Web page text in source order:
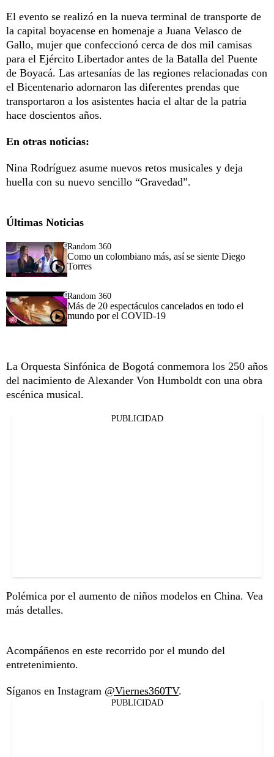
El evento se realizó en la nueva terminal de transporte de
la capital boyacense en homenaje a Juana Velasco de
Gallo, mujer que confeccionó cerca de dos mil camisas
para el Ejército Libertador antes de la Batalla del Puente
de Boyacá. Las artesanías de las regiones relacionadas con
el Bicentenario adornaron las diferentes prendas que
transportaron a los asistentes hacia el altar de la patria
hace doscientos años.
En otras noticias:
Nina Rodríguez asume nuevos retos musicales y deja
huella con su nuevo sencillo “Gravedad”.
Últimas Noticias
Random 360
Como un colombiano más, así se siente Diego
Torres
Random 360
Más de 20 espectáculos cancelados en todo el
mundo por el COVID-19
La Orquesta Sinfónica de Bogotá conmemora los 250 años
del nacimiento de Alexander Von Humboldt con una obra
escénica musical.
PUBLICIDAD
Polémica por el aumento de niños modelos en China. Vea
más detalles.
Acompáñenos en este recorrido por el mundo del
entretenimiento.
Síganos en Instagram @Viernes360TV.
PUBLICIDAD